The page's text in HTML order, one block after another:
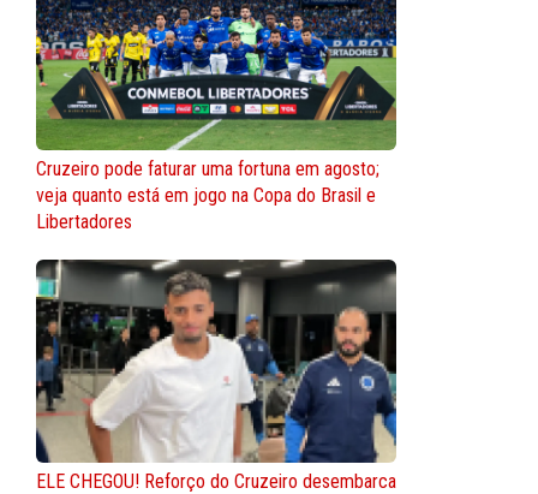
Cruzeiro pode faturar uma fortuna em agosto;
veja quanto está em jogo na Copa do Brasil e
Libertadores
ELE CHEGOU! Reforço do Cruzeiro desembarca